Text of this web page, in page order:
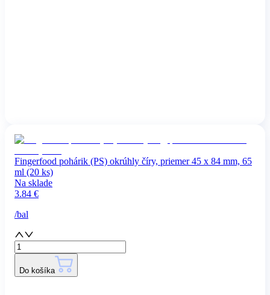
Fingerfood pohárik (PS) okrúhly číry, priemer 45 x 84 mm, 65
ml (20 ks)
Na sklade
3.84 €
/bal
Do košíka